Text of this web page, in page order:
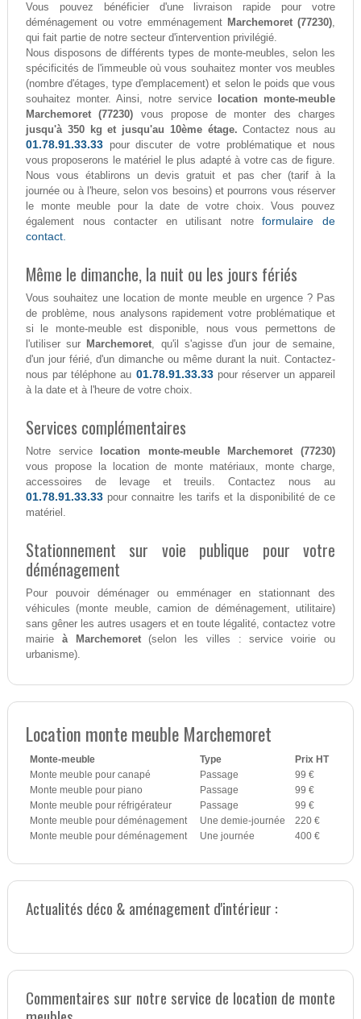
Vous pouvez bénéficier d'une livraison rapide pour votre
déménagement ou votre emménagement Marchemoret (77230),
qui fait partie de notre secteur d'intervention privilégié.
Nous disposons de différents types de monte-meubles, selon les
spécificités de l'immeuble où vous souhaitez monter vos meubles
(nombre d'étages, type d'emplacement) et selon le poids que vous
souhaitez monter. Ainsi, notre service
location monte-meuble
Marchemoret (77230) vous propose de monter des charges
jusqu'à 350 kg et jusqu'au 10ème étage. Contactez nous au
01.78.91.33.33pour discuter de votre problématique et nous
vous proposerons le matériel le plus adapté à votre cas de figure.
Nous vous établirons un devis gratuit et pas cher (tarif à la
journée ou à l'heure, selon vos besoins) et pourrons vous réserver
le monte meuble pour la date de votre choix. Vous pouvez
également nous contacter en utilisant notreformulaire de
contact.
Même le dimanche, la nuit ou les jours fériés
Vous souhaitez une location de monte meuble en urgence ? Pas
de problème, nous analysons rapidement votre problématique et
si le monte-meuble est disponible, nous vous permettons de
l'utiliser sur Marchemoret, qu'il s'agisse d'un jour de semaine,
d'un jour férié, d'un dimanche ou même durant la nuit. Contactez-
nous par téléphone au 01.78.91.33.33 pour réserver un appareil
à la date et à l'heure de votre choix.
Services complémentaires
Notre service
location monte-meuble Marchemoret (77230)
vous propose la location de monte matériaux, monte charge,
accessoires de levage et treuils. Contactez nous au
01.78.91.33.33 pour connaitre les tarifs et la disponibilité de ce
matériel.
Stationnement sur voie publique pour votre
déménagement
Pour pouvoir déménager ou emménager en stationnant des
véhicules (monte meuble, camion de déménagement, utilitaire)
sans gêner les autres usagers et en toute légalité, contactez votre
mairie à Marchemoret(selon les villes : service voirie ou
urbanisme).
Location monte meuble Marchemoret
Monte-meuble Type
Prix HT
Monte meuble pour canapé
Passage
99 €
Monte meuble pour piano
Passage
99 €
Monte meuble pour réfrigérateur
Passage
99 €
Monte meuble pour déménagement
Une demie-journée
220 €
Monte meuble pour déménagement
Une journée 400 €
Actualités déco & aménagement d'intérieur :
Commentaires sur notre service de location de monte